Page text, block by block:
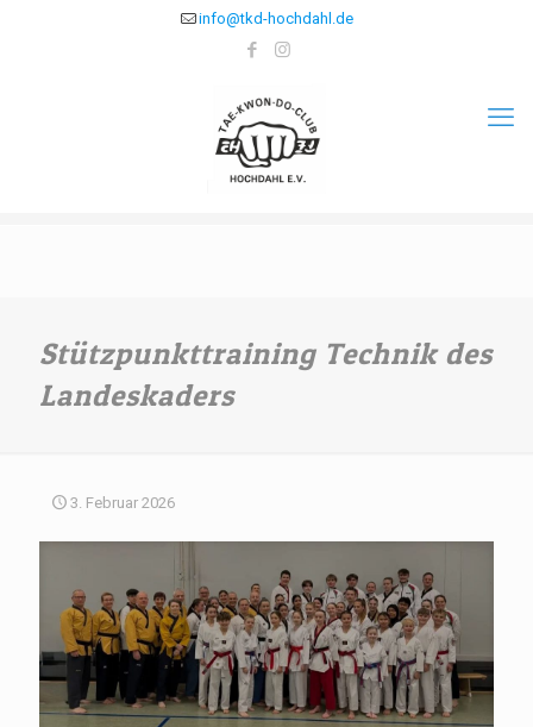
info@tkd-hochdahl.de
Stützpunkttraining Technik des
Landeskaders
3. Februar 2026